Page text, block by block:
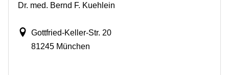
Dr. med. Bernd F. Kuehlein
Gottfried-Keller-Str. 20
81245 München